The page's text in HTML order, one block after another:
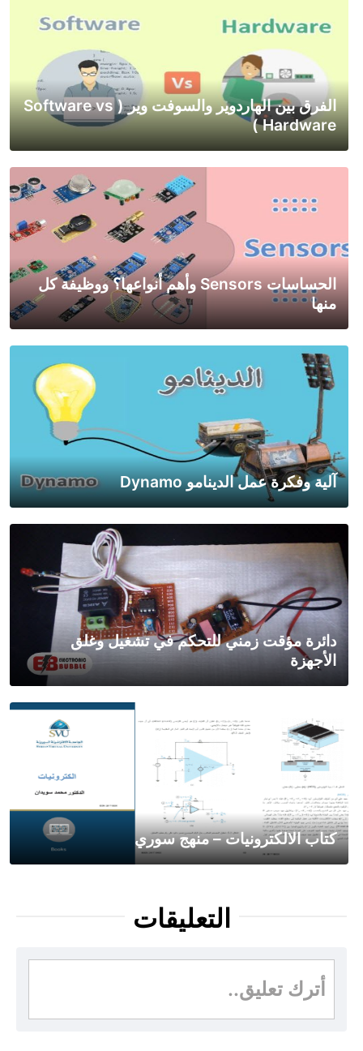
الفرق بين الهاردوير والسوفت وير ( Software vs
Hardware )
الحساسات Sensors وأهم أنواعها؟ ووظيفة كل
منها
آلية وفكرة عمل الدينامو Dynamo
دائرة مؤقت زمني للتحكم في تشغيل وغلق
الأجهزة
كتاب الالكترونيات – منهج سوري
التعليقات
أترك تعليق..